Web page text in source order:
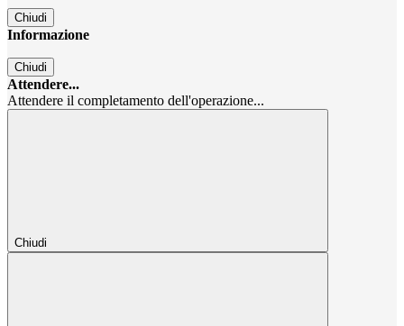
Chiudi
Informazione
Chiudi
Attendere...
Attendere il completamento dell'operazione...
Chiudi